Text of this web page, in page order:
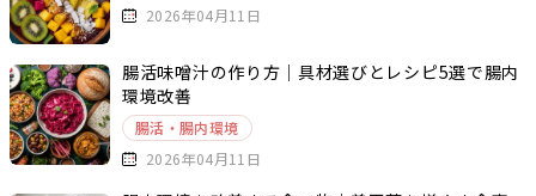
2026年04月11日
腸活味噌汁の作り方｜具材選びとレシピ5選で腸内
環境改善
腸活・腸内環境
2026年04月11日